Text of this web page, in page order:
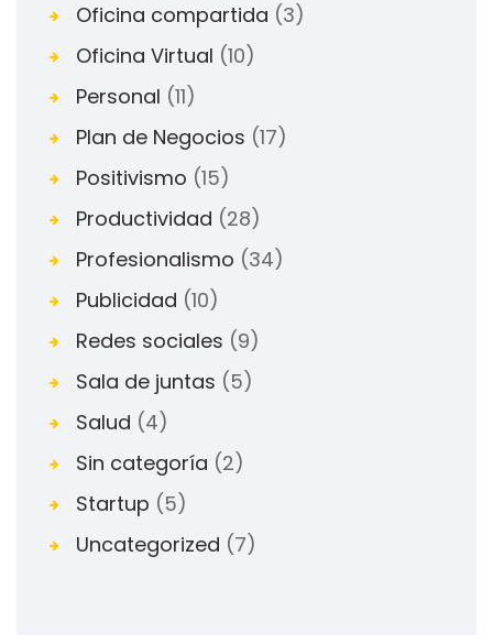
Oficina compartida (3)
Oficina Virtual (10)
Personal (11)
Plan de Negocios (17)
Positivismo (15)
Productividad (28)
Profesionalismo (34)
Publicidad (10)
Redes sociales (9)
Sala de juntas (5)
Salud (4)
Sin categoría (2)
Startup (5)
Uncategorized (7)